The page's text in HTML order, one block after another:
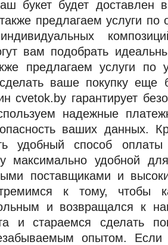
букет будет доставлен
предлагаем услуги по
вам подобрать
предлагаем услуги по
ваше покупку еще
cvetok.by гарантирует
надежные
ваших данных.
удобный способ
максимально удобной
поставщиками и
к тому, чтобы
и возвращался к
и стараемся сделать
опытом. Если